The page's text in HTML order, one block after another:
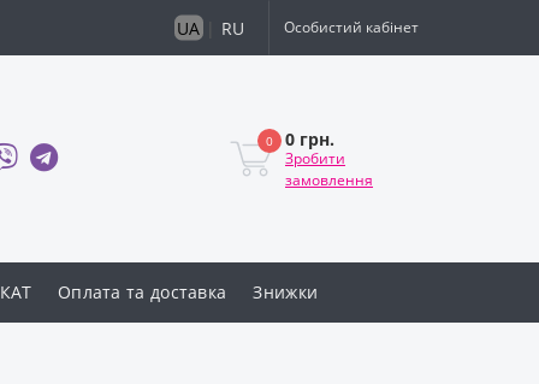
UA RU Особистий кабінет
0 0 грн.
Зробити
замовлення
Оплата та доставка Знижки